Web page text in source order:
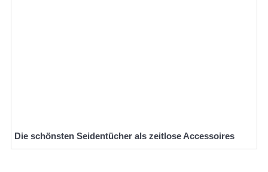
Die schönsten Seidentücher als zeitlose Accessoires